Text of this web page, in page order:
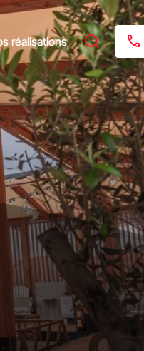
réalisations